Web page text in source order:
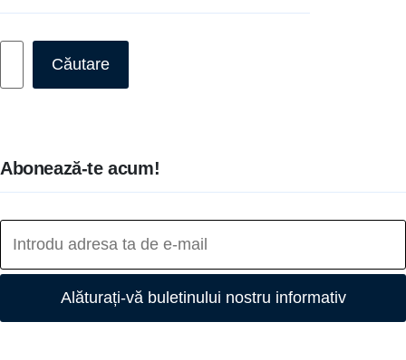
Căutare
Abonează-te acum!
Alăturați-vă buletinului nostru informativ